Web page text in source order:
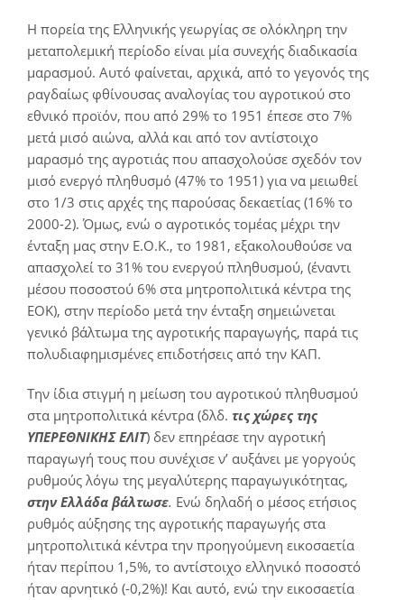
Η πορεία της Ελληνικής γεωργίας σε ολόκληρη την
μεταπολεμική περίοδο είναι μία συνεχής διαδικασία
μαρασμού. Αυτό φαίνεται, αρχικά, από το γεγονός της
ραγδαίως φθίνουσας αναλογίας του αγροτικού στο
εθνικό προϊόν, που από 29% το 1951 έπεσε στο 7%
μετά μισό αιώνα, αλλά και από τον αντίστοιχο
μαρασμό της αγροτιάς που απασχολούσε σχεδόν τον
μισό ενεργό πληθυσμό (47% το 1951) για να μειωθεί
στο 1/3 στις αρχές της παρούσας δεκαετίας (16% το
2000-2). Όμως, ενώ ο αγροτικός τομέας μέχρι την
ένταξη μας στην Ε.Ο.Κ., το 1981, εξακολουθούσε να
απασχολεί το 31% του ενεργού πληθυσμού, (έναντι
μέσου ποσοστού 6% στα μητροπολιτικά κέντρα της
ΕΟΚ), στην περίοδο μετά την ένταξη σημειώνεται
γενικό βάλτωμα της αγροτικής παραγωγής, παρά τις
πολυδιαφημισμένες επιδοτήσεις από την ΚΑΠ.
Την ίδια στιγμή η μείωση του αγροτικού πληθυσμού
στα μητροπολιτικά κέντρα (δλδ. τις χώρες της
ΥΠΕΡΕΘΝΙΚΗΣ ΕΛΙΤ) δεν επηρέασε την αγροτική
παραγωγή τους που συνέχισε ν’ αυξάνει με γοργούς
ρυθμούς λόγω της μεγαλύτερης παραγωγικότητας,
στην Ελλάδα βάλτωσε. Ενώ δηλαδή ο μέσος ετήσιος
ρυθμός αύξησης της αγροτικής παραγωγής στα
μητροπολιτικά κέντρα την προηγούμενη εικοσαετία
ήταν περίπου 1,5%, το αντίστοιχο ελληνικό ποσοστό
ήταν αρνητικό (-0,2%)! Και αυτό, ενώ την εικοσαετία